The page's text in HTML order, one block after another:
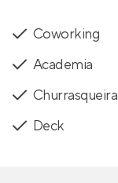
Coworking
Academia
Churrasqueira
Deck